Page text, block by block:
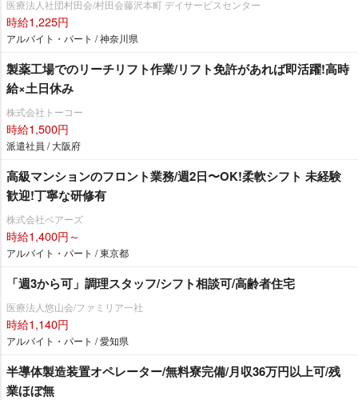
医療法人社団村田会/村田会藤沢本町 デイサービスセンター
時給1,225円
アルバイト・パート / 神奈川県
製薬工場でのリーチリフト作業/リフト免許があれば即活躍!高時
給×土日休み
株式会社トーコー
時給1,500円
派遣社員 / 大阪府
⾼級マンションのフロント業務/週2⽇〜OK!柔軟シフト 未経験
歓迎!丁寧な研修有
株式会社ベアーズ
時給1,400円～
アルバイト・パート / 東京都
「週3から可」調理スタッフ/シフト相談可/高齢者住宅
医療法人悠山会/ファミリア一社
時給1,140円
アルバイト・パート / 愛知県
半導体製造装置オペレーター/無料寮完備/月収36万円以上可/残
業ほぼ無